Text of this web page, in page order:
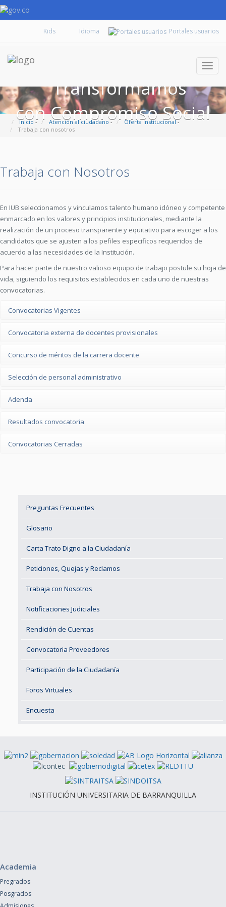
Kids Portales usuarios
Transformamos
con Compromiso Social
Inicio - Atención al ciudadano - Oferta Institucional -
Trabaja con nosotros
Trabaja con Nosotros
En IUB seleccionamos y vinculamos talento humano idóneo y competente
enmarcado en los valores y principios institucionales, mediante la
realización de un proceso transparente y equitativo para escoger a los
candidatos que se ajusten a los pefiles especificos requeridos de
acuerdo a las necesidades de la Institución.
Para hacer parte de nuestro valioso equipo de trabajo postule su hoja de
vida, siguiendo los requisitos establecidos en cada uno de nuestras
convocatorias.
Convocatorias Vigentes
Convocatoria externa de docentes provisionales
Concurso de méritos de la carrera docente
Selección de personal administrativo
Adenda
Resultados convocatoria
Convocatorias Cerradas
Preguntas Frecuentes
Glosario
Carta Trato Digno a la Ciudadanía
Peticiones, Quejas y Reclamos
Trabaja con Nosotros
Notificaciones Judiciales
Rendición de Cuentas
Convocatoria Proveedores
Participación de la Ciudadanía
Foros Virtuales
Encuesta
INSTITUCIÓN UNIVERSITARIA DE BARRANQUILLA
Academia
Pregrados
Posgrados